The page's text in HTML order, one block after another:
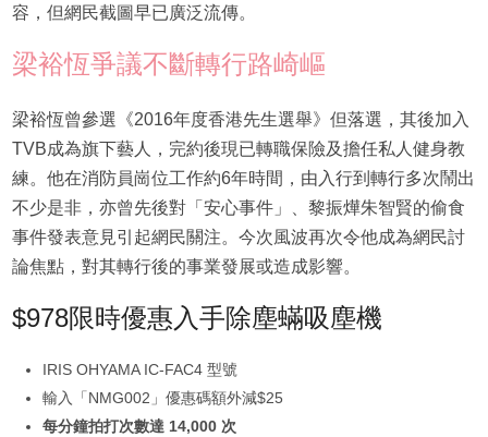
容，但網民截圖早已廣泛流傳。
梁裕恆爭議不斷轉行路崎嶇
梁裕恆曾參選《2016年度香港先生選舉》但落選，其後加入
TVB成為旗下藝人，完約後現已轉職保險及擔任私人健身教
練。他在消防員崗位工作約6年時間，由入行到轉行多次鬧出
不少是非，亦曾先後對「安心事件」、黎振燁朱智賢的偷食
事件發表意見引起網民關注。今次風波再次令他成為網民討
論焦點，對其轉行後的事業發展或造成影響。
$978限時優惠入手除塵蟎吸塵機
IRIS OHYAMA IC-FAC4 型號
輸入「NMG002」優惠碼額外減$25
每分鐘拍打次數達 14,000 次